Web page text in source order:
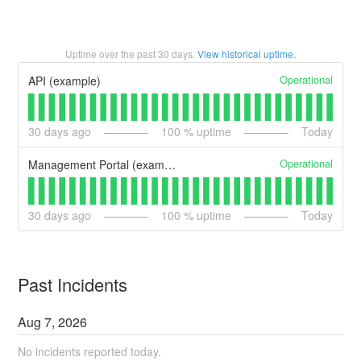
Uptime over the past30 days. View historical uptime.
API (example) Operational
30 days ago 100 % uptime Today
Management Portal (example) Operational
30 days ago 100 % uptime Today
Past Incidents
Aug7,2026
No incidents reported today.